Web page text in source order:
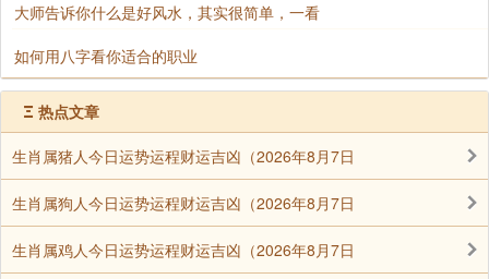
大师告诉你什么是好风水，其实很简单，一看
如何用八字看你适合的职业
Ξ 热点文章
生肖属猪人今日运势运程财运吉凶（2026年8月7日
生肖属狗人今日运势运程财运吉凶（2026年8月7日
生肖属鸡人今日运势运程财运吉凶（2026年8月7日